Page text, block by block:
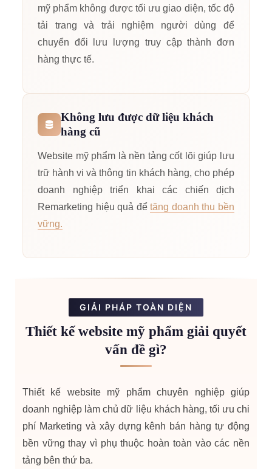
mỹ phẩm không được tối ưu giao diện, tốc độ
tải trang và trải nghiệm người dùng để
chuyển đổi lưu lượng truy cập thành đơn
hàng thực tế.
Không lưu được dữ liệu khách
hàng cũ
Website mỹ phẩm là nền tảng cốt lõi giúp lưu
trữ hành vi và thông tin khách hàng, cho phép
doanh nghiệp triển khai các chiến dịch
Remarketing hiệu quả đểtăng doanh thu bền
vững.
GIẢI PHÁP TOÀN DIỆN
Thiết kế website mỹ phẩm giải quyết
vấn đề gì?
Thiết kế website mỹ phẩm chuyên nghiệp giúp
doanh nghiệp làm chủ dữ liệu khách hàng, tối ưu chi
phí Marketing và xây dựng kênh bán hàng tự động
bền vững thay vì phụ thuộc hoàn toàn vào các nền
tảng bên thứ ba.